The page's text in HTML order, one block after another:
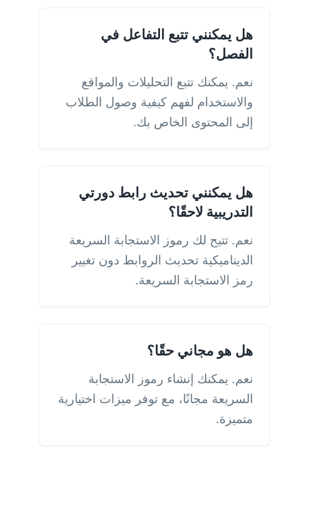
هل يمكنني تتبع التفاعل في
الفصل؟
نعم. يمكنك تتبع التحليلات والمواقع
والاستخدام لفهم كيفية وصول الطلاب
إلى المحتوى الخاص بك.
هل يمكنني تحديث رابط دورتي
التدريبية لاحقًا؟
نعم. تتيح لك رموز الاستجابة السريعة
الديناميكية تحديث الروابط دون تغيير
رمز الاستجابة السريعة.
هل هو مجاني حقًا؟
نعم. يمكنك إنشاء رموز الاستجابة
السريعة مجانًا، مع توفر ميزات اختيارية
متميزة.